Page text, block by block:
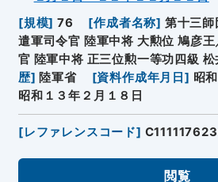
[規模] 76 [作成者名称] 第十三師
遣軍司令官 陸軍中将 大勲位 鳩彦
官 陸軍中将 正三位勲一等功四級 松
歴] 陸軍省 [資料作成年月日] 昭
昭和１３年２月１８日
[レファレンスコード]
閲覧